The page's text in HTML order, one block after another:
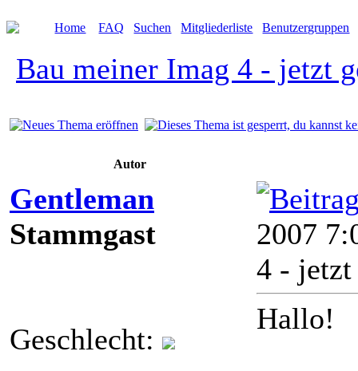
Home FAQ Suchen Mitgliederliste Benutzergruppen
Bau meiner Imag 4 - jetzt
Autor
Gentleman
Stammgast
Geschlecht:
2007
4 -
Hallo!